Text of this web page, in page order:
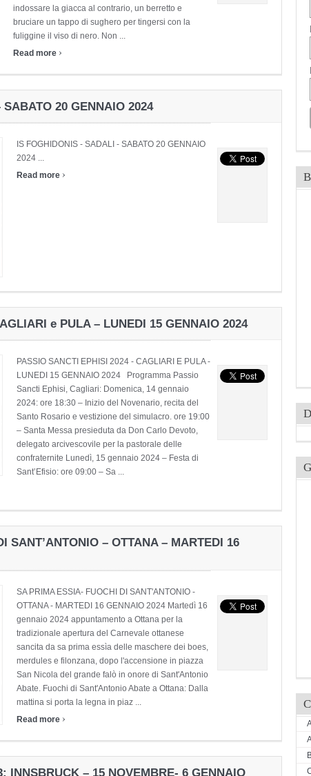
indossare la giacca al contrario, un berretto e
bruciare un tappo di sughero per tingersi con la
fuliggine il viso di nero. Non ...
Read more ›
20 GENNAIO 2024
IS FOGHIDONIS - SADALI - SABATO 20 GENNAIO
2024 ...
Read more ›
e PULA – LUNEDI 15 GENNAIO 2024
PASSIO SANCTI EPHISI 2024 - CAGLIARI E PULA -
LUNEDI 15 GENNAIO 2024 Programma Passio
Sancti Ephisi, Cagliari: Domenica, 14 gennaio
2024: ore 18:30 – Inizio del Novenario, recita del
Santo Rosario e vestizione del simulacro. ore 19:00
– Santa Messa presieduta da Don Carlo Devoto,
delegato arcivescovile per la pastorale delle
confraternite Lunedì, 15 gennaio 2024 – Festa di
Sant’Efisio: ore 09:00 – Sa ...
SANT’ANTONIO – OTTANA – MARTEDI 16
SA PRIMA ESSIA- FUOCHI DI SANT'ANTONIO -
OTTANA - MARTEDI 16 GENNAIO 2024 Martedì 16
gennaio 2024 appuntamento a Ottana per la
tradizionale apertura del Carnevale ottanese
sancita da sa prima essìa delle maschere dei boes,
merdules e filonzana, dopo l'accensione in piazza
San Nicola del grande falò in onore di Sant'Antonio
Abate. Fuochi di Sant'Antonio Abate a Ottana: Dalla
mattina si porta la legna in piaz ...
Read more ›
INNSBRUCK – 15 NOVEMBRE- 6 GENNAIO